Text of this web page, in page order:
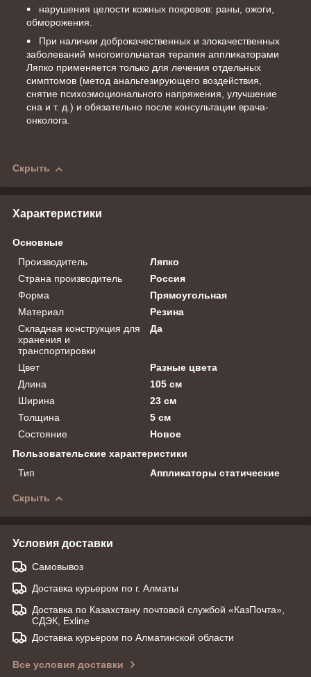
нарушения целости кожных покровов: раны, ожоги,
обморожения.
При наличии доброкачественных и злокачественных
заболеваний многоигольчатая терапия аппликаторами
Ляпко применяется только для лечения отдельных
симптомов (метод анальгезирующего воздействия,
снятие психоэмоционального напряжения, улучшение
сна и т. д.) и обязательно после консультации врача-
онколога.
Скрыть
Характеристики
Основные
Производитель
Ляпко
Страна производитель
Россия
Форма
Прямоугольная
Материал
Резина
Складная конструкция для
хранения и
транспортировки
Да
Цвет
Разные цвета
Длина
105 см
Ширина
23 см
Толщина
5 см
Состояние
Новое
Пользовательские характеристики
Тип
Аппликаторы статические
Скрыть
Условия доставки
Самовывоз
Доставка курьером по г. Алматы
Доставка по Казахстану почтовой службой «КазПочта»,
СДЭК, Exline
Доставка курьером по Алматинской области
Все условия доставки